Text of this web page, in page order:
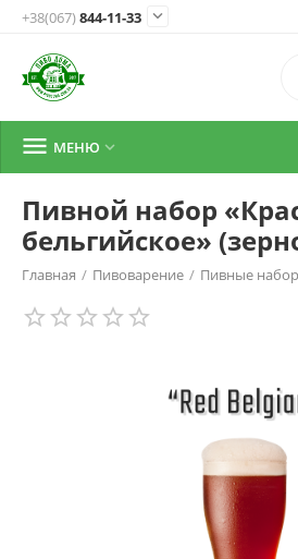
+38(067)844-11-33 
 МЕНЮ 
Пивной набор
бельгийское»
Главная / Пивоварение / Пивные